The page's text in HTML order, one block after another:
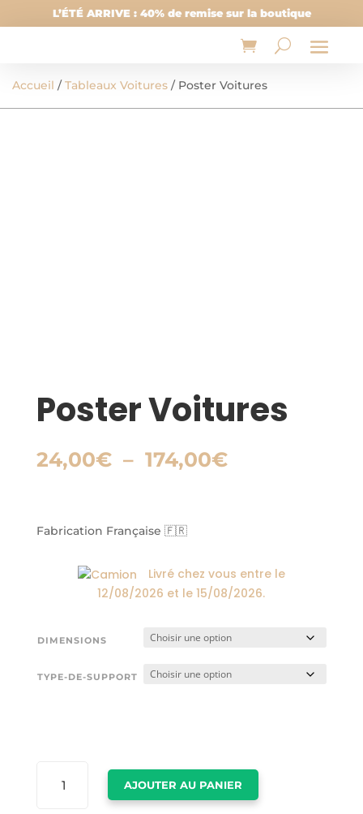
L’ÉTÉ ARRIVE : 40% de remise sur la boutique
Accueil /Tableaux Voitures / Poster Voitures
Poster Voitures
24,00€ – 174,00€Plage
Fabrication Française 🇫🇷
Livré chez vous entre le
12/08/2026 et le15/08/2026.
DIMENSIONS
TYPE-DE-SUPPORT
AJOUTER AU PANIER